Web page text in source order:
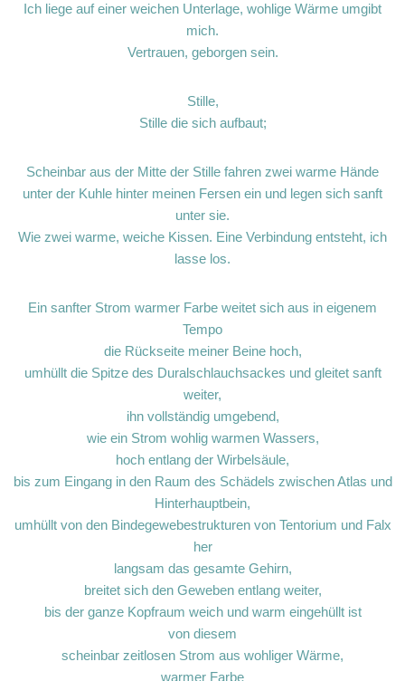
Ich liege auf einer weichen Unterlage, wohlige Wärme umgibt
mich.
Vertrauen, geborgen sein.
Stille,
Stille die sich aufbaut;
Scheinbar aus der Mitte der Stille fahren zwei warme Hände
unter der Kuhle hinter meinen Fersen ein und legen sich sanft
unter sie.
Wie zwei warme, weiche Kissen. Eine Verbindung entsteht, ich
lasse los.
Ein sanfter Strom warmer Farbe weitet sich aus in eigenem
Tempo
die Rückseite meiner Beine hoch,
umhüllt die Spitze des Duralschlauchsackes und gleitet sanft
weiter,
ihn vollständig umgebend,
wie ein Strom wohlig warmen Wassers,
hoch entlang der Wirbelsäule,
bis zum Eingang in den Raum des Schädels zwischen Atlas und
Hinterhauptbein,
umhüllt von den Bindegewebestrukturen von Tentorium und Falx
her
langsam das gesamte Gehirn,
breitet sich den Geweben entlang weiter,
bis der ganze Kopfraum weich und warm eingehüllt ist
von diesem
scheinbar zeitlosen Strom aus wohliger Wärme,
warmer Farbe